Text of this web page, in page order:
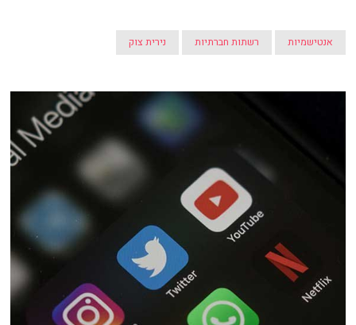
אנטישמיות רשתות חברתיות נירית צוק